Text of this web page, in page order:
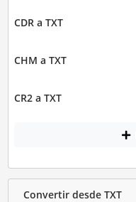
CDR a TXT
CHM a TXT
CR2 a TXT
Convertir desde TXT